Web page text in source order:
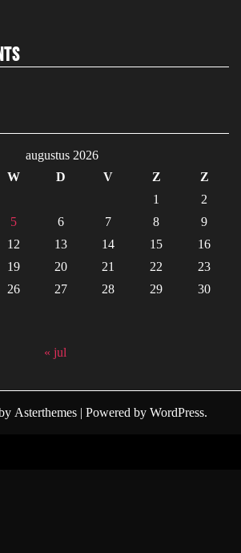
augustus 2026
W D V Z
Z
1
2
5 6 7 8
9
12 13 14 15
16
19 20 21 22
23
26 27 28 29
30
« jul
Asterthemes| Powered by WordPress.